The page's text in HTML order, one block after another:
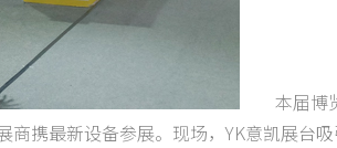
本届博
携最新设备参展。现场，YK意凯展台